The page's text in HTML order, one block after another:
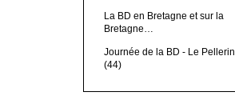
La BD en Bretagne et sur la
Bretagne…
Journée de la BD - Le Pellerin
(44)